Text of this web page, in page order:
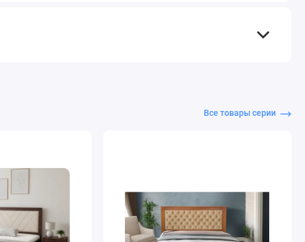
Все товары серии